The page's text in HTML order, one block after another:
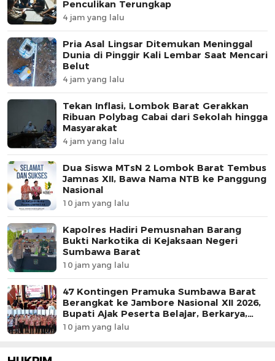
Penculikan Terungkap
4 jam yang lalu
Pria Asal Lingsar Ditemukan Meninggal
Dunia di Pinggir Kali Lembar Saat Mencari
Belut
4 jam yang lalu
Tekan Inflasi, Lombok Barat Gerakkan
Ribuan Polybag Cabai dari Sekolah hingga
Masyarakat
4 jam yang lalu
Dua Siswa MTsN 2 Lombok Barat Tembus
Jamnas XII, Bawa Nama NTB ke Panggung
Nasional
10 jam yang lalu
Kapolres Hadiri Pemusnahan Barang
Bukti Narkotika di Kejaksaan Negeri
Sumbawa Barat
10 jam yang lalu
47 Kontingen Pramuka Sumbawa Barat
Berangkat ke Jambore Nasional XII 2026,
Bupati Ajak Peserta Belajar, Berkarya,
dan Harumkan Nama Daerah
10 jam yang lalu